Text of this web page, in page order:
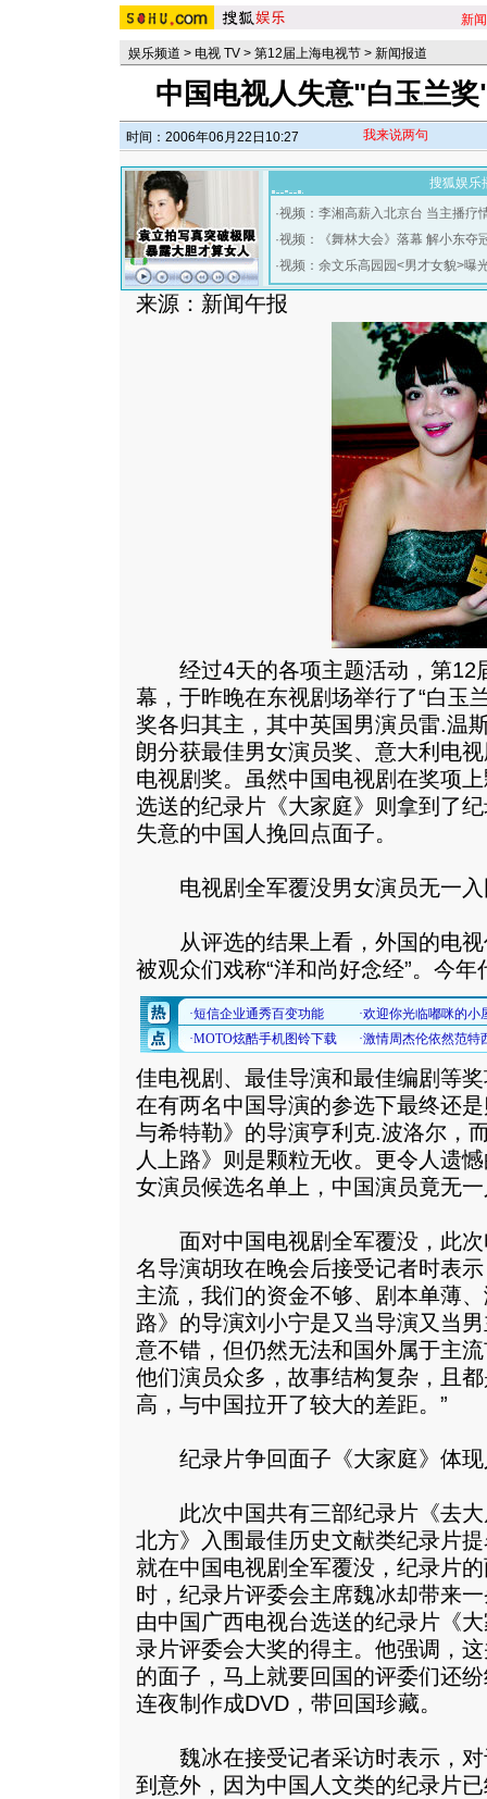
新闻
娱乐频道 > 电视 TV > 第12届上海电视节 > 新闻报道
中国电视人失意"白玉兰
时间：2006年06月22日10:27 我来说两句
搜狐娱乐
·视频：李湘高薪入北京台 当主播疗
·视频：《舞林大会》落幕 解小东夺
·视频：余文乐高园园<男才女貌>曝
来源：新闻午报
经过4天的各项主题活动，第12
幕，于昨晚在东视剧场举行了“白玉
奖各归其主，其中英国男演员雷.温
朗分获最佳男女演员奖、意大利电
电视剧奖。虽然中国电视剧在奖项
选送的纪录片《大家庭》则拿到了
失意的中国人挽回点面子。
电视剧全军覆没男女演员无一入
从评选的结果上看，外国的电视
被观众们戏称“洋和尚好念经”。 今年
佳电视剧、最佳导演和最佳编剧等
在有两名中国导演的参选下最终还
与希特勒》的导演亨利克.波洛尔，
人上路》则是颗粒无收。更令人遗
女演员候选名单上，中国演员竟无
面对中国电视剧全军覆没，此次
名导演胡玫在晚会后接受记者时表
主流，我们的资金不够、剧本单薄
路》的导演刘小宁是又当导演又当
意不错，但仍然无法和国外属于主
他们演员众多，故事结构复杂，且
高，与中国拉开了较大的差距。”
纪录片争回面子《大家庭》体现
此次中国共有三部纪录片《去大
北方》入围最佳历史文献类纪录片
就在中国电视剧全军覆没，纪录片
时，纪录片评委会主席魏冰却带来
由中国广西电视台选送的纪录片《
录片评委会大奖的得主。他强调，
的面子，马上就要回国的评委们还
连夜制作成DVD，带回国珍藏。
魏冰在接受记者采访时表示，对
到意外，因为中国人文类的纪录片